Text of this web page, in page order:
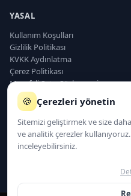
YASAL
Kullanım Koşulları
Gizlilik Politikası
KVKK Aydınlatma
Çerez Politikası
Mesafeli Satış Sözleşmesi
Sorumluluk Reddi
Teslimat ve İade
🇹🇷 Türkiye'de
🍪 Çerezleri yönetin
Sitemizi geliştirmek ve size
ve analitik çerezler
inceleyebilirsiniz.